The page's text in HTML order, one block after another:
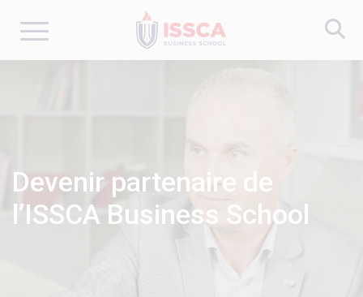
Devenir partenaire de
l’ISSCA Business School